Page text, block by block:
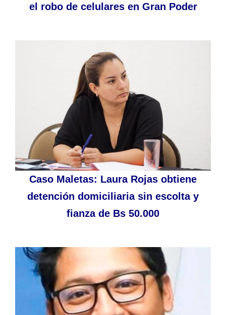
el robo de celulares en Gran Poder
Caso Maletas: Laura Rojas obtiene
detención domiciliaria sin escolta y
fianza de Bs 50.000